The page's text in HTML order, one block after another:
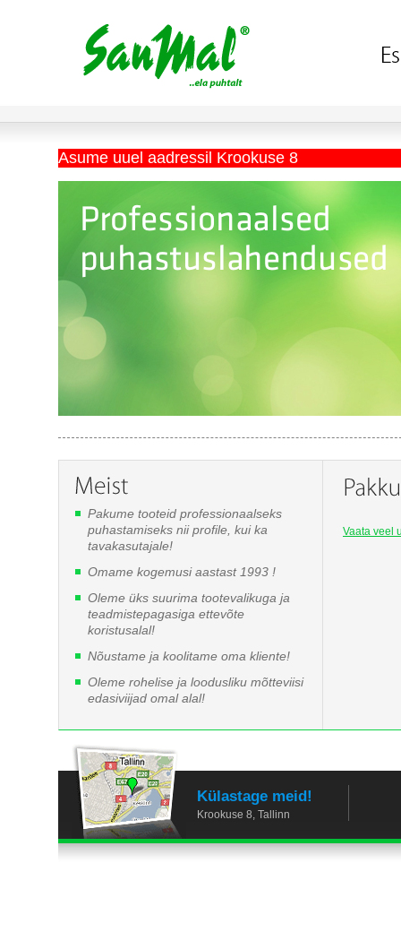
Asume uuel aadressil Krookuse 8
Vaata veel
Pakume tooteid professionaalseks
puhastamiseks nii profile, kui ka
tavakasutajale!
Omame kogemusi aastast 1993 !
Oleme üks suurima tootevalikuga ja
teadmistepagasiga ettevõte
koristusalal!
Nõustame ja koolitame oma kliente!
Oleme rohelise ja loodusliku mõtteviisi
edasiviijad omal alal!
Külastage meid!
Krookuse 8, Tallinn